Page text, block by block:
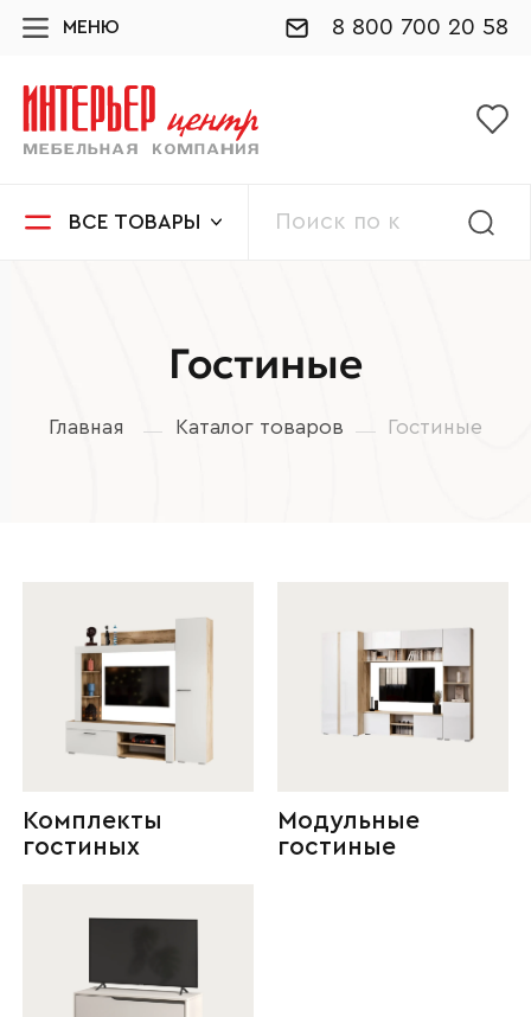
МЕНЮ 8 800 700 20 58
ВСЕ ТОВАРЫ
Гостиные
Главная Каталог товаров Гостиные
Комплекты
гостиных
Модульные
гостиные